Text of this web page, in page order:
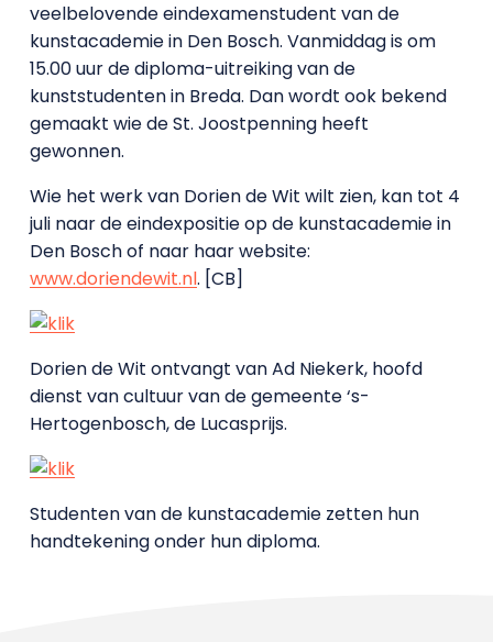
veelbelovende eindexamenstudent van de
kunstacademie in Den Bosch. Vanmiddag is om
15.00 uur de diploma-uitreiking van de
kunststudenten in Breda. Dan wordt ook bekend
gemaakt wie de St. Joostpenning heeft
gewonnen.
Wie het werk van Dorien de Wit wilt zien, kan tot 4
juli naar de eindexpositie op de kunstacademie in
Den Bosch of naar haar website:
www.doriendewit.nl. [CB]
Dorien de Wit ontvangt van Ad Niekerk, hoofd
dienst van cultuur van de gemeente ‘s-
Hertogenbosch, de Lucasprijs.
Studenten van de kunstacademie zetten hun
handtekening onder hun diploma.